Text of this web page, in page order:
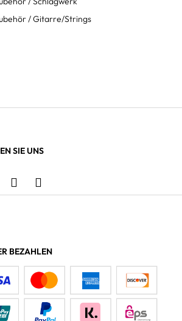
/ Gitarre/Strings
SIE UNS
BEZAHLEN